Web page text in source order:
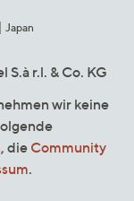
Japan
r.l. & Co. KG
wir keine
, die Community
.